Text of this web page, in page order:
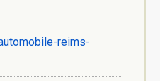
reims-